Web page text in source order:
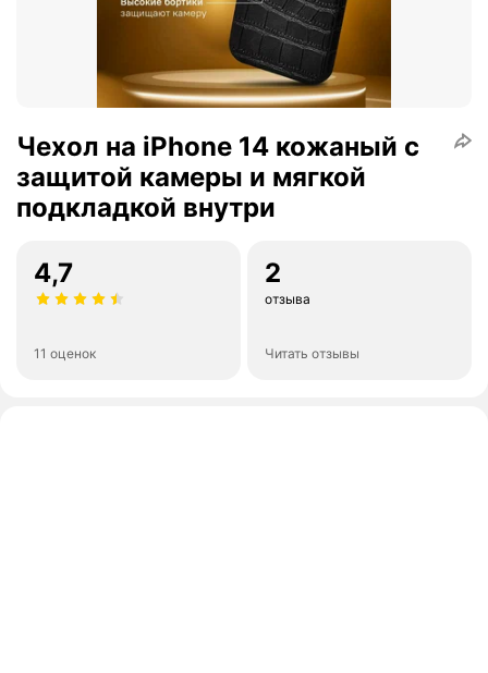
Чехол на iPhone 14 кожаный с
защитой камеры и мягкой
подкладкой внутри
4,7
11 оценок
2
отзыва
Читать отзывы